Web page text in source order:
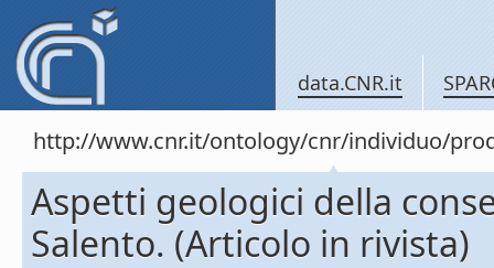
data.CNR.it
http://www.cnr.it/ontology/cnr/individuo/
Aspetti geologici della
Salento. (Articolo in rivista)